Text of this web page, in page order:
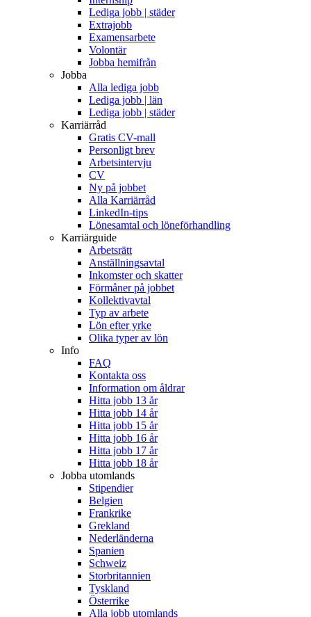
Lediga jobb | städer
Extrajobb
Examensarbete
Volontär
Jobba hemifrån
Jobba
Alla lediga jobb
Lediga jobb | län
Lediga jobb | städer
Karriärråd
Gratis CV-mall
Personligt brev
Arbetsintervju
CV
Ny på jobbet
Alla Karriärråd
LinkedIn-tips
Lönesamtal och löneförhandling
Karriärguide
Arbetsrätt
Anställningsavtal
Inkomster och skatter
Förmåner på jobbet
Kollektivavtal
Typ av arbete
Lön efter yrke
Olika typer av lön
Info
FAQ
Kontakta oss
Information om åldrar
Hitta jobb 13 år
Hitta jobb 14 år
Hitta jobb 15 år
Hitta jobb 16 år
Hitta jobb 17 år
Hitta jobb 18 år
Jobba utomlands
Stipendier
Belgien
Frankrike
Grekland
Nederländerna
Spanien
Schweiz
Storbritannien
Tyskland
Österrike
Alla jobb utomlands